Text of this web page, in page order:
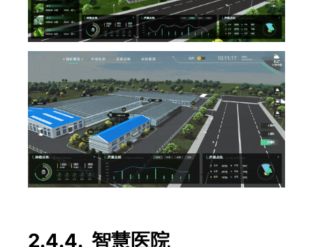
2.4.4. 智慧医院